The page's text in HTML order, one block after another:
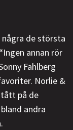
några de största
annan rör
Fahlberg
Norlie &
på de
andra